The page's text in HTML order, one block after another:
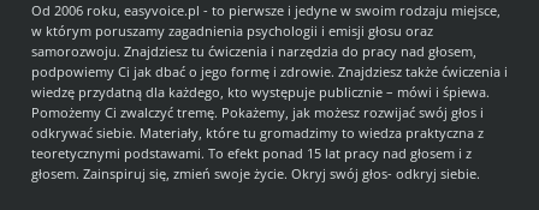
Od 2006 roku, easyvoice.pl - to pierwsze i jedyne w swoim rodzaju miejsce,
w którym poruszamy zagadnienia psychologii i emisji głosu oraz
samorozwoju. Znajdziesz tu ćwiczenia i narzędzia do pracy nad głosem,
podpowiemy Ci jak dbać o jego formę i zdrowie. Znajdziesz także ćwiczenia i
wiedzę przydatną dla każdego, kto występuje publicznie – mówi i śpiewa.
Pomożemy Ci zwalczyć tremę. Pokażemy, jak możesz rozwijać swój głos i
odkrywać siebie. Materiały, które tu gromadzimy to wiedza praktyczna z
teoretycznymi podstawami. To efekt ponad 15 lat pracy nad głosem i z
głosem. Zainspiruj się, zmień swoje życie. Okryj swój głos- odkryj siebie.